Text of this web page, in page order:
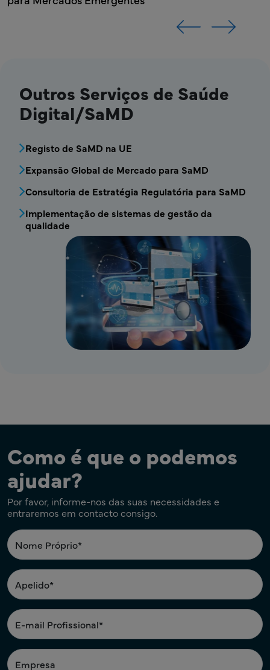
Outros Serviços de Saúde
Digital/SaMD
MDV - Bloco de menu de serviços de Saúde
Registo de SaMD na UE
Expansão Global de Mercado para SaMD
Consultoria de Estratégia Regulatória para SaMD
Implementação de sistemas de gestão da
qualidade
Como é que o podemos
ajudar?
Por favor, informe-nos das suas necessidades e
entraremos em contacto consigo.